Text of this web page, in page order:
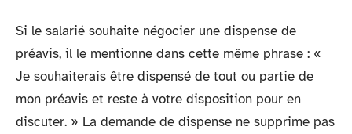
Si le salarié souhaite négocier une dispense de
préavis, il le mentionne dans cette même phrase : «
Je souhaiterais être dispensé de tout ou partie de
mon préavis et reste à votre disposition pour en
discuter. » La demande de dispense ne supprime pas